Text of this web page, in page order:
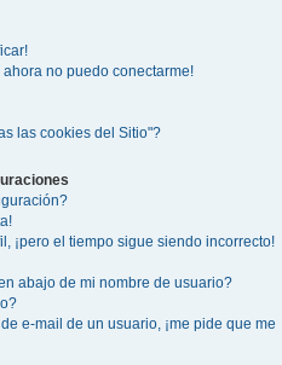
ahora no puedo conectarme!
las cookies del Sitio"?
¡pero el tiempo sigue siendo incorrecto!
abajo de mi nombre de usuario?
e-mail de un usuario, ¡me pide que me